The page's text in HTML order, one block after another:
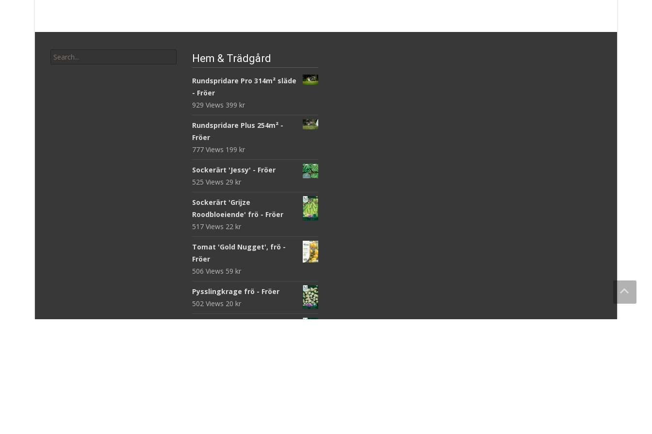
for:
Hem & Trädgård
Rundspridare Pro 314m² släde
- Fröer
929 Views 399 kr
Rundspridare Plus 254m² -
Fröer
777 Views 199 kr
Sockerärt 'Jessy' - Fröer
525 Views 29 kr
Sockerärt 'Grijze
Roodbloeiende' frö - Fröer
517 Views 22 kr
Tomat 'Gold Nugget', frö -
Fröer
506 Views 59 kr
Pysslingkrage frö - Fröer
502 Views 20 kr